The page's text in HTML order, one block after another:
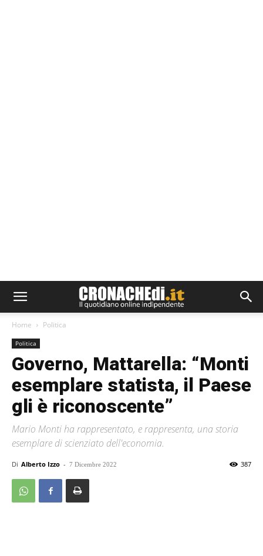
Home Politica
Politica
Governo, Mattarella: “Monti
esemplare statista, il Paese
gli è riconoscente”
Mario Monti ha rappresentato, e rappresenta, una storia
esemplare di scienziato dell'economia.
Di Alberto Izzo - 7 Dicembre 2022 387